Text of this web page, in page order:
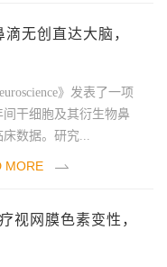
无创直达大脑，
》发表了一项
间干细胞及其衍生物鼻
数据。研究...
MORE
视网膜色素变性，